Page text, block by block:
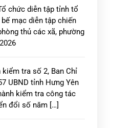
chức diễn tập tỉnh tổ
mạc diễn tập chiến
thủ các xã, phường
tra số 2, Ban Chỉ
UBND tỉnh Hưng Yên
kiểm tra công tác
đổi số năm […]